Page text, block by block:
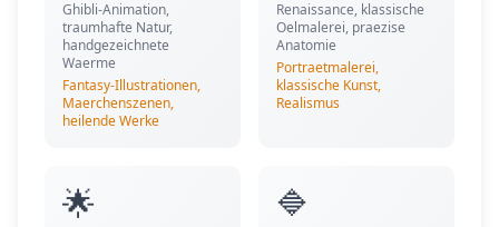
Ghibli-Animation,
traumhafte Natur,
handgezeichnete
Waerme
Fantasy-Illustrationen,
Maerchenszenen,
heilende Werke
Renaissance, klassische
Oelmalerei, praezise
Anatomie
Portraetmalerei,
klassische Kunst,
Realismus
🌟 🔷